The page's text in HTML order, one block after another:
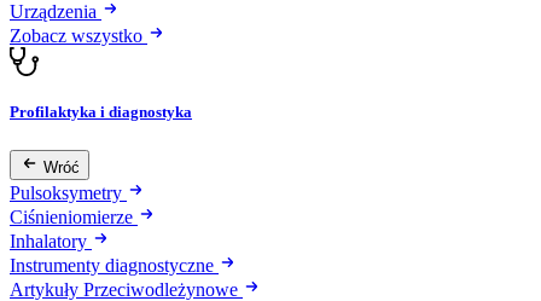
Urządzenia
Zobacz wszystko
Profilaktyka i diagnostyka
Wróć
Pulsoksymetry
Ciśnieniomierze
Inhalatory
Instrumenty diagnostyczne
Artykuły Przeciwodleżynowe